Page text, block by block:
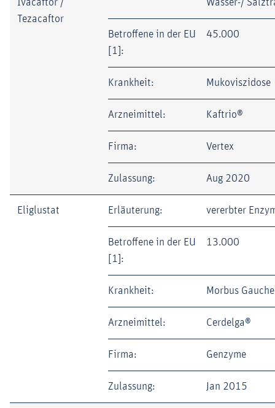
Ivacaftor /
Tezacaftor
Wasser-/
Betroffene in der EU
[1]:
45.000
Krankheit: Mukoviszidose
Arzneimittel: Kaftrio®
Firma: Vertex
Zulassung: Aug 2020
Eliglustat Erläuterung: vererbter
Betroffene in der EU
[1]:
13.000
Krankheit: Morbus
Arzneimittel: Cerdelga®
Firma: Genzyme
Zulassung: Jan 2015